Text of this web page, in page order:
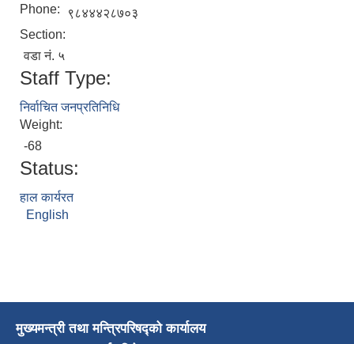
Phone:
९८४४४२८७०३
Section:
वडा नं. ५
Staff Type:
निर्वाचित जनप्रतिनिधि
Weight:
-68
Status:
हाल कार्यरत
English
मुख्यमन्त्री तथा मन्त्रिपरिषद्को कार्यालय